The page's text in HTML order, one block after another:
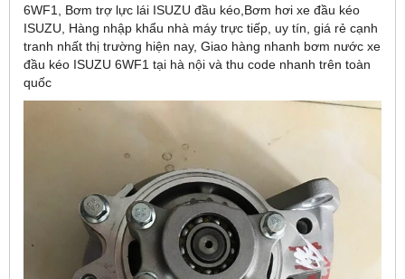
6WF1, Bơm trợ lực lái ISUZU đầu kéo,Bơm hơi xe đầu kéo
ISUZU, Hàng nhập khẩu nhà máy trực tiếp, uy tín, giá rẻ cạnh
tranh nhất thị trường hiện nay, Giao hàng nhanh bơm nước xe
đầu kéo ISUZU 6WF1 tại hà nội và thu code nhanh trên toàn
quốc